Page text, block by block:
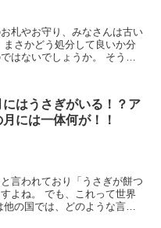
札やお守り、みなさんは古い
さかどう処分して良いか分
はないでしょうか。 そうい
にはうさぎがいる！？ア
月には一体何が！！
言われており「うさぎが餅つ
よね。 でも、これって世界
の国では、どのような言い